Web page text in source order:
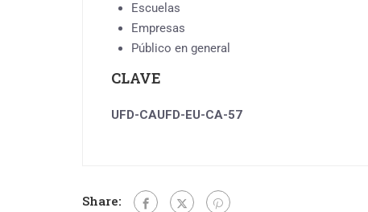
Escuelas
Empresas
Público en general
CLAVE
UFD-CAUFD-EU-CA-57
Share: